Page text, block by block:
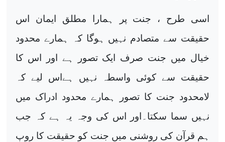
اسی طرح ، جنت پر ہمارا مطلق ایمان
اس
حقیقت سے متصادم نہیں
ہوگا کہ ہمارے محدود
خیال میں جنت صرف ایک تصور ہے اور اس کا
حقیقت سے کوئی واسطہ نہیں ہےاس لیے کہ
لامحدود جنت کا تصور ہمارے محدود ادراک میں
نہیں سما سکتا۔اور اس کی وجہ یہ ہے کہ جب
ہم قرآن کی روشنی میں جنت کو حقیقت کا روپ